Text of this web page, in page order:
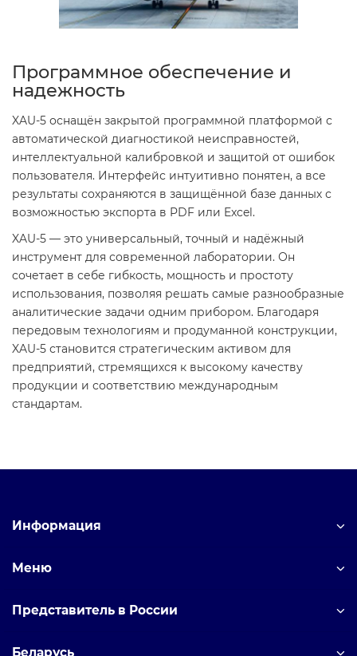
Программное обеспечение и
надежность
XAU-5 оснащён закрытой программной платформой с
автоматической диагностикой неисправностей,
интеллектуальной калибровкой и защитой от ошибок
пользователя. Интерфейс интуитивно понятен, а все
результаты сохраняются в защищённой базе данных с
возможностью экспорта в PDF или Excel.
XAU-5 — это универсальный, точный и надёжный
инструмент для современной лаборатории. Он
сочетает в себе гибкость, мощность и простоту
использования, позволяя решать самые разнообразные
аналитические задачи одним прибором. Благодаря
передовым технологиям и продуманной конструкции,
XAU-5 становится стратегическим активом для
предприятий, стремящихся к высокому качеству
продукции и соответствию международным
стандартам.
Информация
Меню
Представитель в России
Беларусь